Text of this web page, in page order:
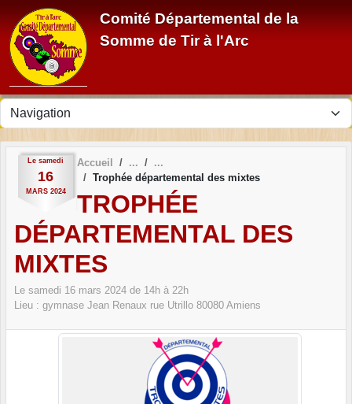
Comité Départemental de la
Somme de Tir à l'Arc
Le samedi
16
MARS 2024
Accueil
Trophée départemental des mixtes
TROPHÉE
DÉPARTEMENTAL DES
MIXTES
Le samedi 16 mars 2024 de 14h à 22h
Lieu : gymnase Jean Renaux rue Utrillo 80080 Amiens
Panneau de gestion des cookies